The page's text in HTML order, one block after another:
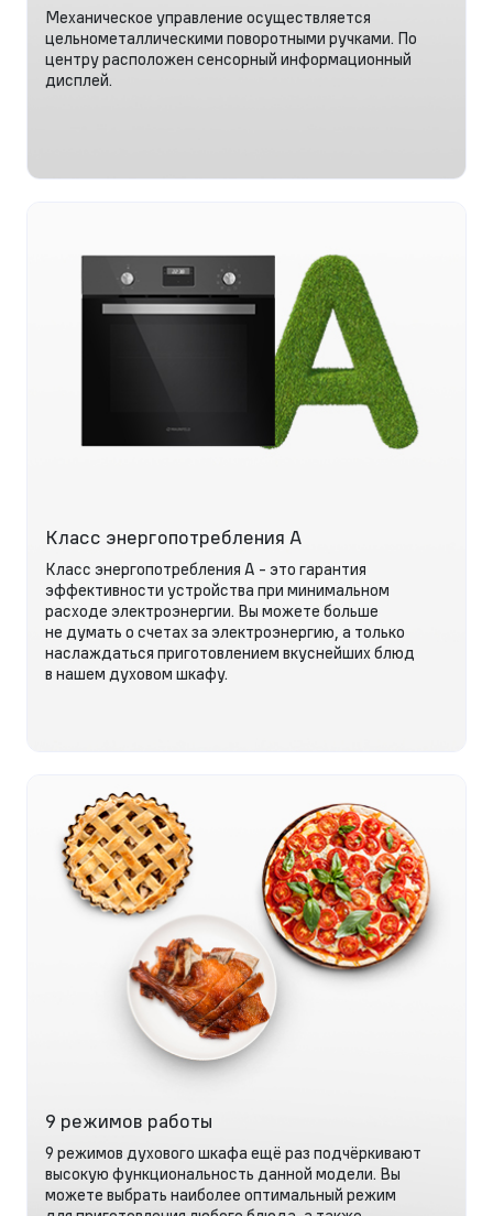
Механическое управление осуществляется
цельнометаллическими поворотными ручками. По
центру расположен сенсорный информационный
дисплей.
Класс энергопотребления А
Класс энергопотребления А - это гарантия
эффективности устройства при минимальном
расходе электроэнергии. Вы можете больше
не думать о счетах за электроэнергию, а только
наслаждаться приготовлением вкуснейших блюд
в нашем духовом шкафу.
9 режимов работы
9 режимов духового шкафа ещё раз подчёркивают
высокую функциональность данной модели. Вы
можете выбрать наиболее оптимальный режим